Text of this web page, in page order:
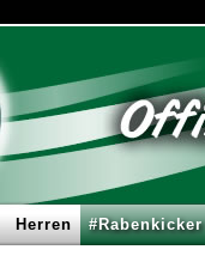
Herren #Rabenkicker